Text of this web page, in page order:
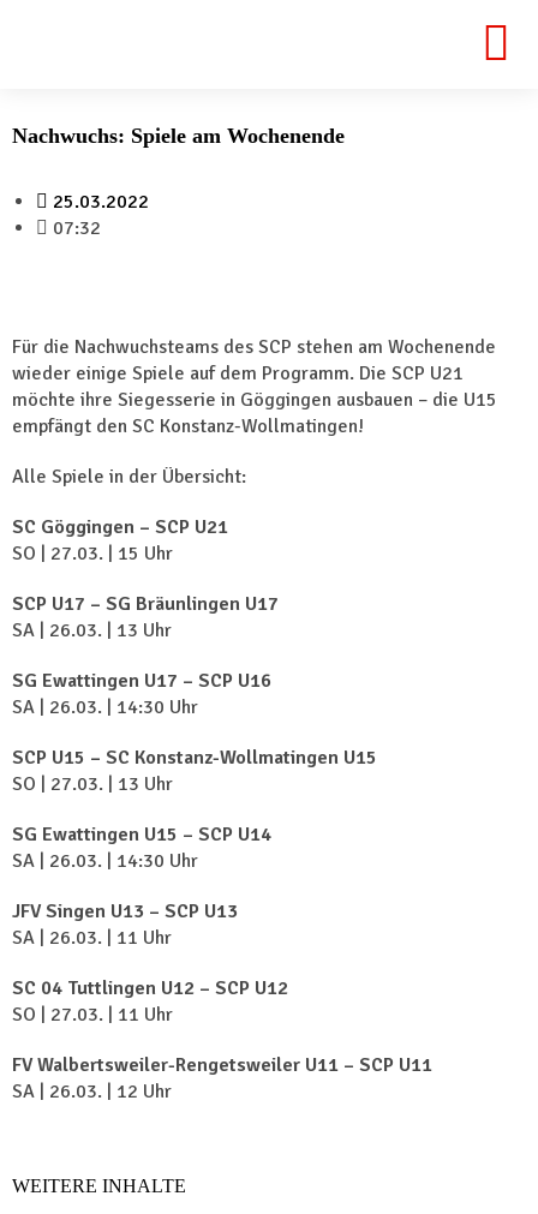
Nachwuchs: Spiele am Wochenende
25.03.2022
07:32
Für die Nachwuchsteams des SCP stehen am Wochenende
wieder einige Spiele auf dem Programm. Die SCP U21
möchte ihre Siegesserie in Göggingen ausbauen – die U15
empfängt den SC Konstanz-Wollmatingen!
Alle Spiele in der Übersicht:
SC Göggingen – SCP U21
SO | 27.03. | 15 Uhr
SCP U17 – SG Bräunlingen U17
SA | 26.03. | 13 Uhr
SG Ewattingen U17 – SCP U16
SA | 26.03. | 14:30 Uhr
SCP U15 – SC Konstanz-Wollmatingen U15
SO | 27.03. | 13 Uhr
SG Ewattingen U15 – SCP U14
SA | 26.03. | 14:30 Uhr
JFV Singen U13 – SCP U13
SA | 26.03. | 11 Uhr
SC 04 Tuttlingen U12 – SCP U12
SO | 27.03. | 11 Uhr
FV Walbertsweiler-Rengetsweiler U11 – SCP U11
SA | 26.03. | 12 Uhr
WEITERE INHALTE